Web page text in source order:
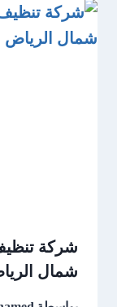
شركة
شمال الرياض |